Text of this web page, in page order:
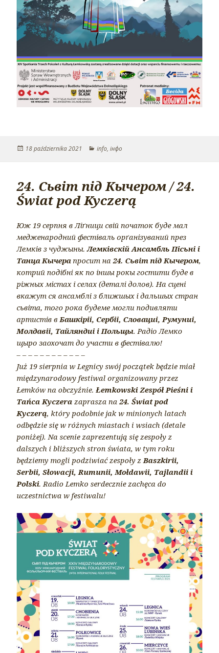
Opublikowano
18 października 2021 Kategorie
info,інфо
24. Сьвіт під Кычером / 24.
Świat pod Kyczerą
Юж 19 серпня в Ліґници свій початок буде мал
медженародний фестіваль орґанізуваний през
Лемків з чуджыны.Лемківскій Ансамбль Пісьні і
Танца Кычера просит на24. Сьвіт під Кычером,
котрий подібні як по іншы рокы гостити буде в
ріжных містах і селах (деталі долов). На сцені
вкажут ся ансамблі з ближшых і дальшых стран
сьвіта, того рока будеме могли подивляти
артистів в Башкіріі, Сербіі, Словациі, Румуниі,
Молдавіі, Тайляндиі і Польщы. Радіо Лемко
щыро заохочат до участи в фестівалю!
– – – – – – – – – – – –
Już 19 sierpnia w Legnicy swój początek będzie miał
międzynarodowy festiwal organizowany przez
Łemków na obczyźnie.Łemkowski Zespół Pieśni i
Tańca Kyczera zaprasza na24. Świat pod
Kyczerą, który podobnie jak w minionych latach
odbędzie się w różnych miastach i wsiach (detale
poniżej). Na scenie zaprezentują się zespoły z
dalszych i bliższych stron świata, w tym roku
będziemy mogli podziwiać zespoły z Baszkirii,
Serbii, Słowacji, Rumunii, Mołdawii, Tajlandii i
Polski. Radio Lemko serdecznie zachęca do
uczestnictwa w festiwalu!